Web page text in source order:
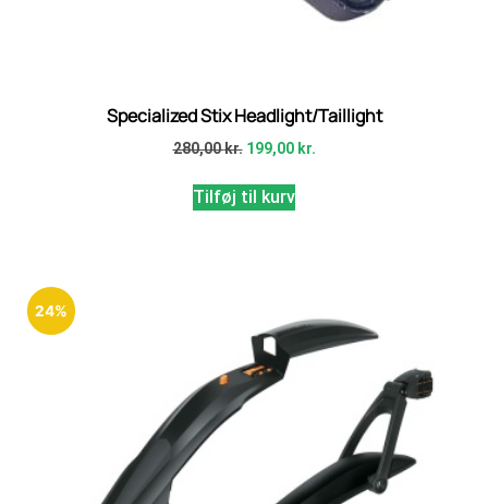
Specialized Stix Headlight/Taillight
280,00kr. 199,00 kr.
Tilføj til kurv
24%